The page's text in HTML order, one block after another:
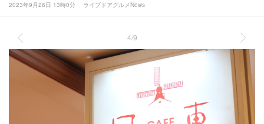
2023年9月26日 13時0分 ライブドアグルメNews
4/9